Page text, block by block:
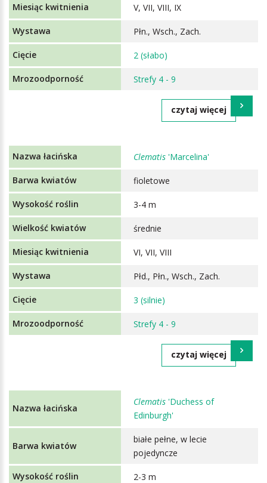
V, VII, VIII, IX
Płn., Wsch., Zach.
2 (słabo)
Strefy 4 - 9
czytaj więcej
Clematis 'Marcelina'
fioletowe
3-4 m
średnie
VI, VII, VIII
Płd., Płn., Wsch., Zach.
3 (silnie)
Strefy 4 - 9
czytaj więcej
Clematis 'Duchess of
Edinburgh'
białe pełne, w lecie
pojedyncze
2-3 m